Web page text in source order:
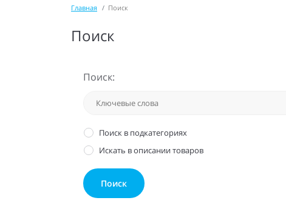
Главная Поиск
Поиск
Поиск:
Поиск в подкатегориях
Искать в описании товаров